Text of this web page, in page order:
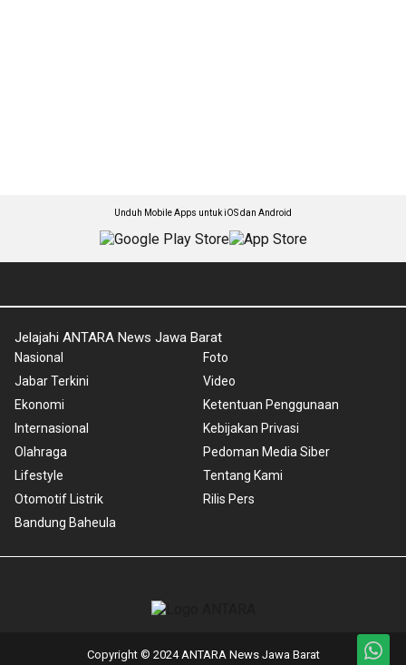
Unduh Mobile Apps untuk iOS dan Android
Jelajahi ANTARA News Jawa Barat
Nasional
Jabar Terkini
Ekonomi
Internasional
Olahraga
Lifestyle
Otomotif Listrik
Bandung Baheula
Foto
Video
Ketentuan Penggunaan
Kebijakan Privasi
Pedoman Media Siber
Tentang Kami
Rilis Pers
Copyright © 2024 ANTARA News Jawa Barat